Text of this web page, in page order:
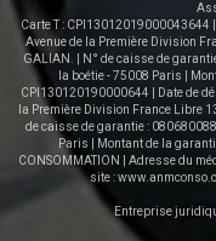
Carte T : CPI13012019000043644
Avenue de la Première Division
GALIAN. | N° de caisse de
la boétie - 75008 Paris |
CPI130120190000644 | Date de
la Première Division France Libre
de caisse de garantie :
Paris | Montant de la
CONSOMMATION | Adresse du
site :
Entreprise